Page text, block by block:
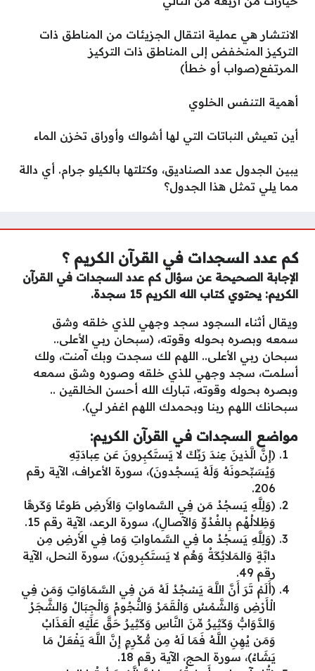
الانتشار هي عملية انتقال الجزيئات من المناطق ذات
التركيز المنخفض إلى المناطق ذات التركيز
المرتفع(صواب أو خطأ)
أهمية التنفس الخلوي
أين تعيش النباتات التي لها أشواك وأوراق تخزن الماء
يبين الجدول عدد الصناديق، وكتلتها بالكيلو جرام. أي دالة
مما يلي تمثل هذا الجدول؟
كم عدد السجدات في القرآن الكريم ؟
الإجابة الصحيحة عن سؤال كم عدد السجدات في القرآن
الكريم: يحتوي كتاب الله الكريم 15 سجدة.
ويقال أثناء السجود سجد وجهي للذي خلقه وشق
سمعه وبصره بحوله وقوته، (سبحان ربي الأعلى..
سبحان ربي الأعلى.. اللهم لك سجدت وبك آمنت، ولك
أسلمت، سجد وجهي للذي خلقه وصوره وشق سمعه
وبصره بحوله وقوته، تبارك الله أحسن الخالقين ..
سبحانك اللهم ربنا وبحمدك اللهم اغفر لي).
مواضع السجدات في القرآن الكريم:
(إِنَّ الَّذينَ عِندَ رَبِّكَ لا يَستَكبِرونَ عَن عِبادَتِهِ
وَيُسَبِّحونَهُ وَلَهُ يَسجُدونَ)، سورة الأعراف، الآية رقم
206.
(وَلِلَّهِ يَسجُدُ مَن فِي السَّماواتِ وَالأَرضِ طَوعًا وَكَرهًا
وَظِلالُهُم بِالغُدُوِّ وَالآصالِ)، سورة الرعد، الآية رقم 15.
(وَلِلَّهِ يَسجُدُ ما فِي السَّماواتِ وَما فِي الأَرضِ مِن
دابَّةٍ وَالمَلائِكَةُ وَهُم لا يَستَكبِرونَ)، سورة النحل، الآية
رقم 49.
(أَلَمْ تَرَ أَنَّ اللَّـهَ يَسْجُدُ لَهُ مَن فِي السَّمَاوَاتِ وَمَن فِي
الْأَرْضِ وَالشَّمْسُ وَالْقَمَرُ وَالنُّجُومُ وَالْجِبَالُ وَالشَّجَرُ
وَالدَّوَابُّ وَكَثِيرٌ مِّنَ النَّاسِ وَكَثِيرٌ حَقَّ عَلَيْهِ الْعَذَابُ
وَمَن يُهِنِ اللَّـهُ فَمَا لَهُ مِن مُّكْرِمٍ إِنَّ اللَّـهَ يَفْعَلُ مَا
يَشَاءُ)، سورة الحج، الآية رقم 18.